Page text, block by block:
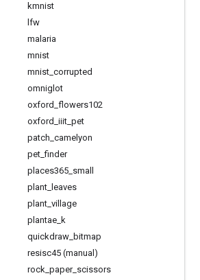
kmnist
lfw
malaria
mnist
mnist corrupted
omniglot
oxford flowers102
oxford iiit pet
patch camelyon
pet _finder
places365 small
plant leaves
plant village
plantae k
quickdraw bitmap
resisc45 (manual)
rock paper_ scissors